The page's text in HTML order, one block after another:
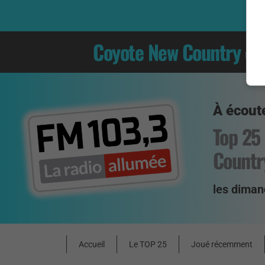
Coyote New Country
À
Top
les
Accueil Le TOP 25 Joué récemment